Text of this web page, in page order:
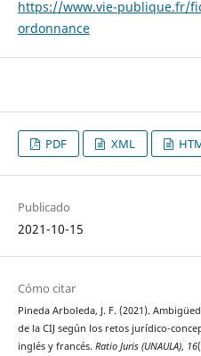
https://www.vie-publique.fr/
ordonnance
PDF XML
Publicado
2021-10-15
Cómo citar
Pineda Arboleda, J. F. (2021).
de la CIJ según los retos jurídico-
inglés y francés. Ratio Juris (UNAULA), 16